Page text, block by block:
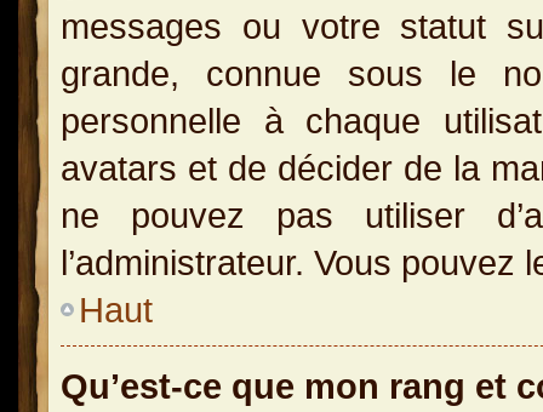
messages ou votre statut
grande, connue sous le
personnelle à chaque
avatars et de décider de la
ne pouvez pas utiliser
l’administrateur. Vous
Haut
Qu’est-ce que mon rang et